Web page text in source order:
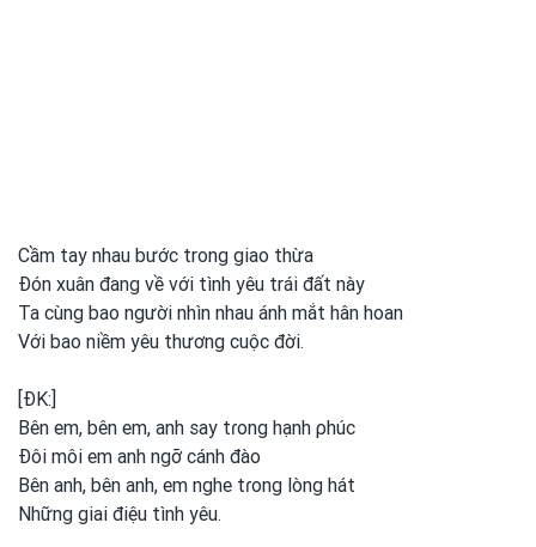
Cầm tay nhau bước trong giao thừa
Đón xuân đang về với tình yêu trái đất này
Ta cùng bao người nhìn nhau ánh mắt hân hoan
Với bao niềm yêu thương cuộc đời.
[ĐK:]
Bên em, bên em, anh say tɾong hạnh ρhúc
Đôi môi em anh ngỡ cánh đào
Bên anh, bên anh, em nghe tɾong lòng hát
Những giai điệu tình yêu.